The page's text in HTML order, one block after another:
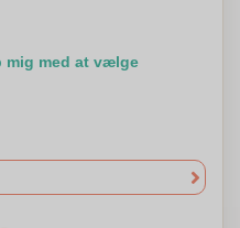
mig med at vælge